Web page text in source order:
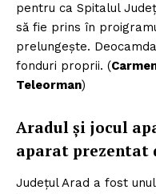
Rețea
Contact
pentru ca Spitalul
să fie prins în
prelungește.
fonduri proprii. (
Teleorman)
Aradul și jocul
aparat prezentat
Județul Arad a fost